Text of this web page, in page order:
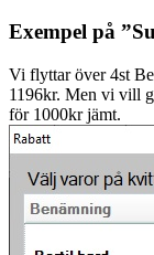
Exempel på
Vi flyttar över 4st
1196kr. Men vi vill
för 1000kr jämt.